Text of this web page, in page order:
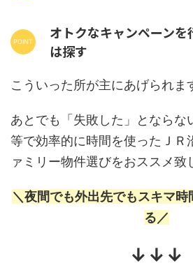
オトクなキャンペーン
は探す
こういった所が主にあげられま
あとでも「失敗した」とならな
等で効率的に時間を使ったＪＲ
ァミリー物件選びをおススメ致
＼夜間でも外出先でもスキマ
る／
↓↓↓